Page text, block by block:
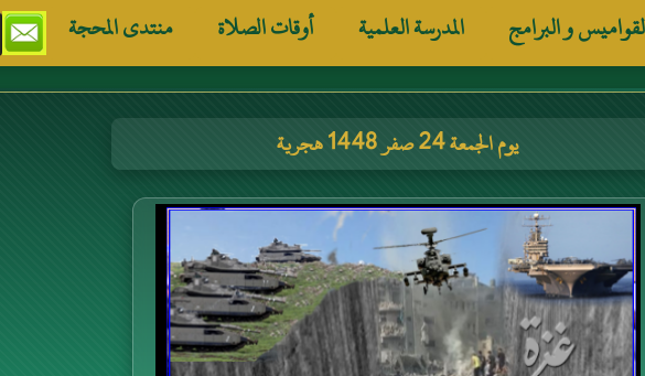
و البرامج المدرسة العلمية أوقات الصلاة منتدى المحجة
يوم الجمعة 24 صفر 1448 هجرية